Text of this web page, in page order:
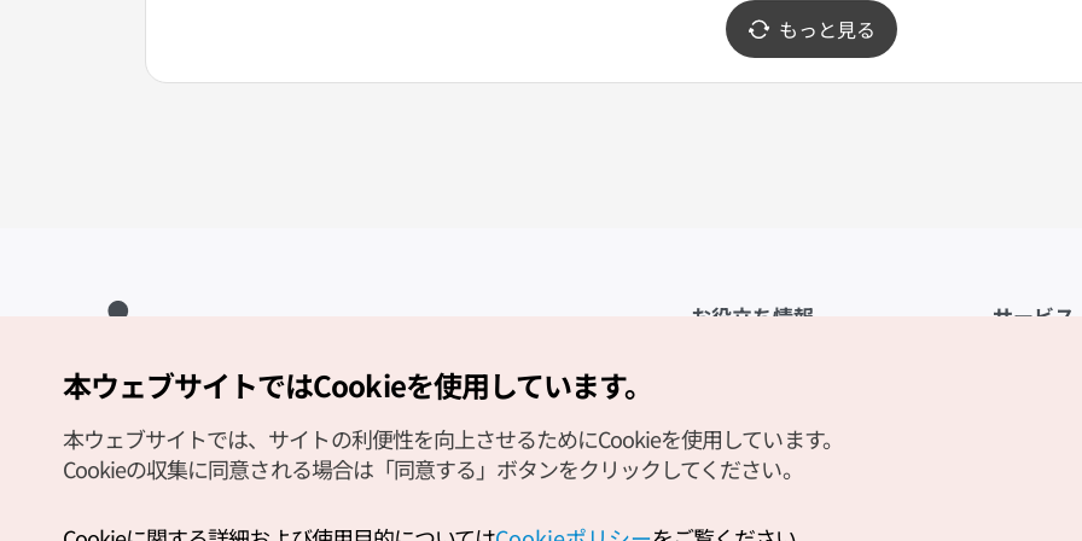
もっと見る
お役立ち情報
観光資料ダウンロード
デジタルブック／電子書籍
サービス
Copyright (c) Korea Tourism Organization All Rights Reserved.
サイトエラー報告
公式メール
本ウェブサイトではCookieを使用しています。
本ウェブサイトでは、サイトの利便性を向上させるためにCookieを使用しています。
Cookieの収集に同意される場合は「同意する」ボタンをクリックしてください。